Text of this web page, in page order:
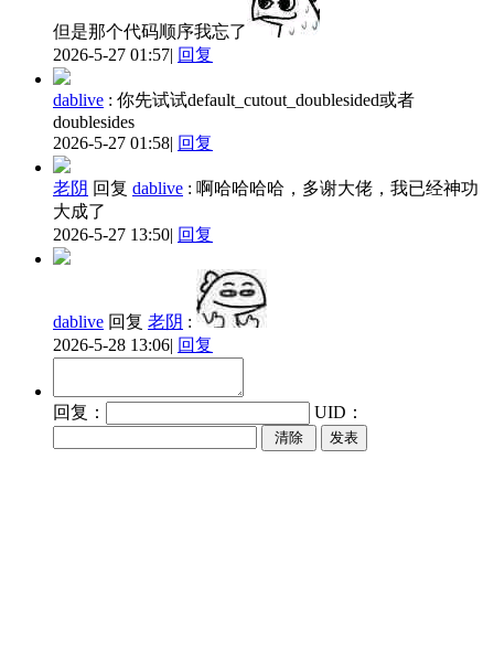
但是那个代码顺序我忘了
2026-5-27 01:57| 回复
dablive : 你先试试default_cutout_doublesided或者
doublesides
2026-5-27 01:58| 回复
老阴 回复 dablive : 啊哈哈哈哈，多谢大佬，我已经神功
大成了
2026-5-27 13:50| 回复
dablive 回复 老阴 :
2026-5-28 13:06| 回复
回复： UID：
发表